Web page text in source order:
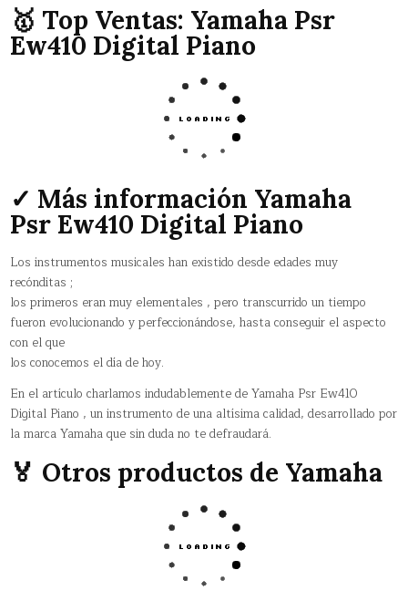
🥇 Top Ventas: Yamaha Psr
Ew410 Digital Piano
✓ Más información Yamaha
Psr Ew410 Digital Piano
Los instrumentos musicales han existido desde edades muy
recónditas ;
los primeros eran muy elementales , pero transcurrido un tiempo
fueron evolucionando y perfeccionándose, hasta conseguir el aspecto
con el que
los conocemos el día de hoy.
En el artículo charlamos indudablemente de Yamaha Psr Ew410
Digital Piano , un instrumento de una altísima calidad, desarrollado por
la marca Yamaha que sin duda no te defraudará.
🏅 Otros productos de Yamaha